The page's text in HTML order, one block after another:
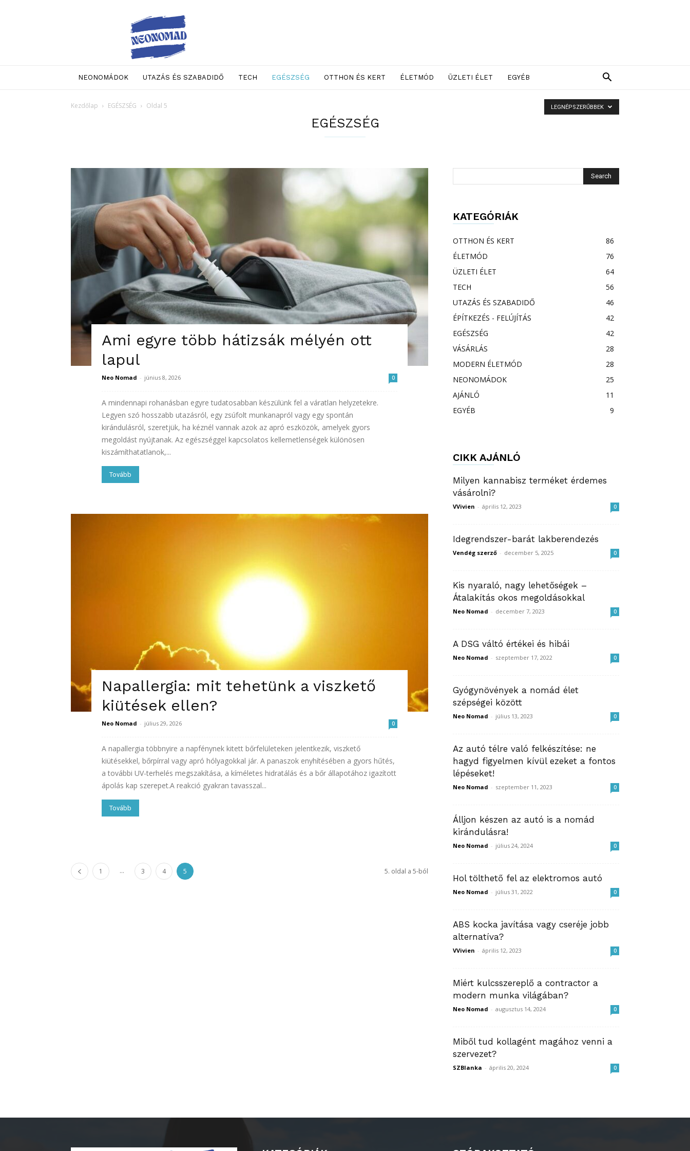
Neo
Nomad
NEONOMÁDOK UTAZÁS ÉS SZABADIDŐ TECH EGÉSZSÉG OTTHON ÉS KERT ÉLETMÓD ÜZLETI ÉLET EGYÉB
Kezdőlap EGÉSZSÉG Oldal 5
EGÉSZSÉG
LEGNÉPSZERŰBBEK
Ami egyre több hátizsák mélyén ott
lapul
Neo Nomad - június 8, 2026 0
A mindennapi rohanásban egyre tudatosabban készülünk fel a váratlan helyzetekre.
Legyen szó hosszabb utazásról, egy zsúfolt munkanapról vagy egy spontán
kirándulásról, szeretjük, ha kéznél vannak azok az apró eszközök, amelyek gyors
megoldást nyújtanak. Az egészséggel kapcsolatos kellemetlenségek különösen
kiszámíthatatlanok,...
Tovább
Napallergia: mit tehetünk a viszkető
kiütések ellen?
Neo Nomad - július 29, 2026 0
A napallergia többnyire a napfénynek kitett bőrfelületeken jelentkezik, viszkető
kiütésekkel, bőrpírral vagy apró hólyagokkal jár. A panaszok enyhítésében a gyors hűtés,
a további UV-terhelés megszakítása, a kíméletes hidratálás és a bőr állapotához igazított
ápolás kap szerepet.A reakció gyakran tavasszal...
Tovább
1 ... 3 4 5 5. oldal a 5-ból
KATEGÓRIÁK
OTTHON ÉS KERT
86
ÉLETMÓD
76
ÜZLETI ÉLET
64
TECH
56
UTAZÁS ÉS SZABADIDŐ
46
ÉPÍTKEZÉS - FELÚJÍTÁS
42
EGÉSZSÉG
42
VÁSÁRLÁS
28
MODERN ÉLETMÓD
28
NEONOMÁDOK
25
AJÁNLÓ
11
EGYÉB
9
CIKK AJÁNLÓ
Milyen kannabisz terméket érdemes
vásárolni?
VVivien - április 12, 2023 0
Idegrendszer-barát lakberendezés
Vendég szerző - december 5, 2025 0
Kis nyaraló, nagy lehetőségek –
Átalakítás okos megoldásokkal
Neo Nomad - december 7, 2023 0
A DSG váltó értékei és hibái
Neo Nomad - szeptember 17, 2022 0
Gyógynövények a nomád élet
szépségei között
Neo Nomad - július 13, 2023 0
Az autó télre való felkészítése: ne
hagyd figyelmen kívül ezeket a fontos
lépéseket!
Neo Nomad - szeptember 11, 2023 0
Álljon készen az autó is a nomád
kirándulásra!
Neo Nomad - július 24, 2024 0
Hol tölthető fel az elektromos autó
Neo Nomad - július 31, 2022 0
ABS kocka javítása vagy cseréje jobb
alternatíva?
VVivien - április 12, 2023 0
Miért kulcsszereplő a contractor a
modern munka világában?
Neo Nomad - augusztus 14, 2024 0
Miből tud kollagént magához venni a
szervezet?
SZBlanka - április 20, 2024 0